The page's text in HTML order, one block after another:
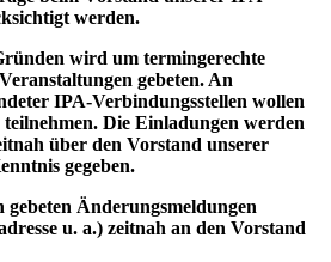
werden.
wird um termingerechte
gebeten. An
IPA-Verbindungsstellen wollen
Die Einladungen werden
über den Vorstand unserer
gegeben.
Änderungsmeldungen
u. a.) zeitnah an den Vorstand